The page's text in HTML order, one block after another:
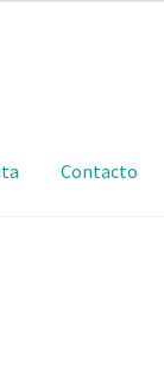
Contacto